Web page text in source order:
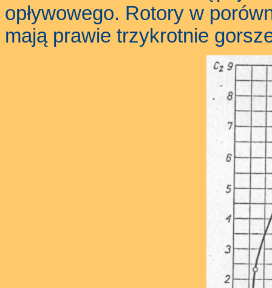
opływowego. Rotory w
mają prawie trzykrotnie